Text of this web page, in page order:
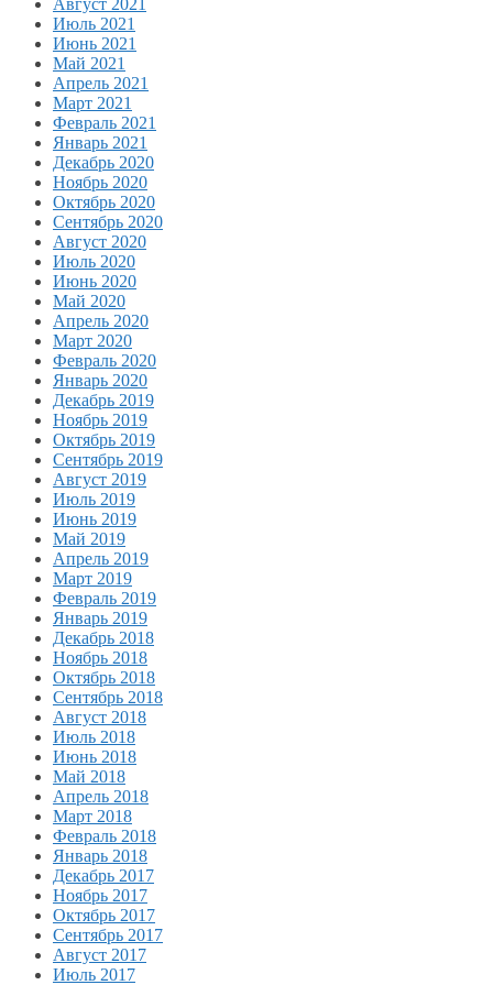
Август 2021
Июль 2021
Июнь 2021
Май 2021
Апрель 2021
Март 2021
Февраль 2021
Январь 2021
Декабрь 2020
Ноябрь 2020
Октябрь 2020
Сентябрь 2020
Август 2020
Июль 2020
Июнь 2020
Май 2020
Апрель 2020
Март 2020
Февраль 2020
Январь 2020
Декабрь 2019
Ноябрь 2019
Октябрь 2019
Сентябрь 2019
Август 2019
Июль 2019
Июнь 2019
Май 2019
Апрель 2019
Март 2019
Февраль 2019
Январь 2019
Декабрь 2018
Ноябрь 2018
Октябрь 2018
Сентябрь 2018
Август 2018
Июль 2018
Июнь 2018
Май 2018
Апрель 2018
Март 2018
Февраль 2018
Январь 2018
Декабрь 2017
Ноябрь 2017
Октябрь 2017
Сентябрь 2017
Август 2017
Июль 2017